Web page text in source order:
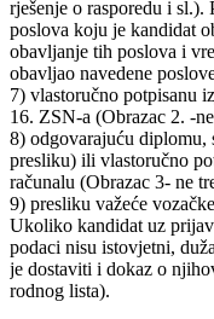
rješenje o rasporedu i sl.).
poslova koju je kandidat
obavljanje tih poslova i
obavljao navedene
7) vlastoručno potpisanu
16. ZSN-a (Obrazac 2. -
8) odgovarajuću
presliku) ili vlastoručno
računalu (Obrazac 3- ne
9) presliku važeće
Ukoliko kandidat uz
podaci nisu istovjetni,
je dostaviti i dokaz o
rodnog lista).